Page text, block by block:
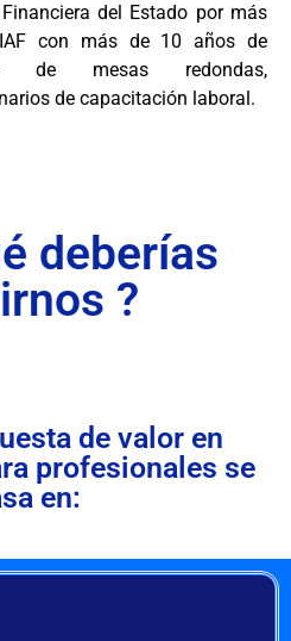
del Estado por más
con más de 10 años de
de mesas redondas,
de capacitación laboral.
deberías
?
de valor en
profesionales se
en: